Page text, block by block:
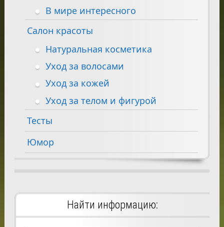
В мире интересного
Салон красоты
Натуральная косметика
Уход за волосами
Уход за кожей
Уход за телом и фигурой
Тесты
Юмор
Найти информацию: